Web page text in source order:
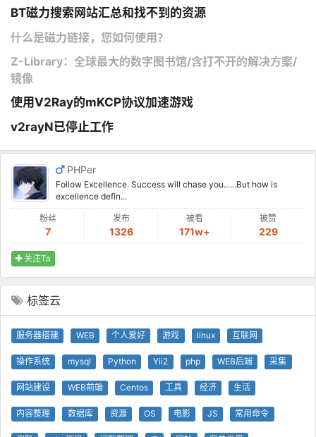
BT磁力搜索网站汇总和找不到的资源
什么是磁力链接，您如何使用？
Z-Library：全球最大的数字图书馆/含打不开的解决方案/
镜像
使用V2Ray的mKCP协议加速游戏
v2rayN已停止工作
PHPer
Follow Excellence. Success will chase you......But how is
excellence defin...
粉丝
7
发布
1326
被看
171w+
被赞
229
关注Ta
标签云
服务器搭建 WEB 个人爱好 游戏 linux 互联网
操作系统 mysql Python Yii2 php WEB后端 采集
网站建设 WEB前端 Centos 工具 经济 生活
内容整理 数据库 资源 OS 电影 JS 常用命令